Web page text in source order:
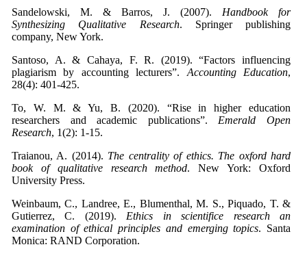
Sandelowski, M. & Barros, J. (2007). Handbook for
Synthesizing Qualitative Research. Springer publishing
company, New York.
Santoso, A. & Cahaya, F. R. (2019). “Factors influencing
plagiarism by accounting lecturers”. Accounting Education,
28(4): 401-425.
To, W. M. & Yu, B. (2020). “Rise in higher education
researchers and academic publications”. Emerald Open
Research, 1(2): 1-15.
Traianou, A. (2014). The centrality of ethics. The oxford hard
book of qualitative research method. New York: Oxford
University Press.
Weinbaum, C., Landree, E., Blumenthal, M. S., Piquado, T. &
Gutierrez, C. (2019). Ethics in scientifice research an
examination of ethical principles and emerging topics. Santa
Monica: RAND Corporation.